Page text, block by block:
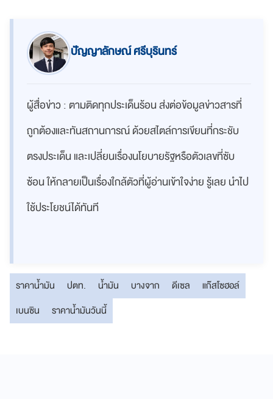
ปัญญาลักษณ์ ศรีบุรินทร์
ผู้สื่อข่าว : ตามติดทุกประเด็นร้อน ส่งต่อข้อมูลข่าวสารที่
ถูกต้องและทันสถานการณ์ ด้วยสไตล์การเขียนที่กระชับ
ตรงประเด็น และเปลี่ยนเรื่องนโยบายรัฐหรือตัวเลขที่ซับ
ซ้อน ให้กลายเป็นเรื่องใกล้ตัวที่ผู้อ่านเข้าใจง่าย รู้เลย นำไป
ใช้ประโยชน์ได้ทันที
ราคาน้ำมัน ปตท. น้ำมัน บางจาก ดีเซล
แก๊สโซฮอล์
เบนซิน
ราคาน้ำมันวันนี้